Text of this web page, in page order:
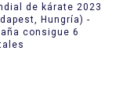
de kárate 2023
Hungría) -
consigue 6